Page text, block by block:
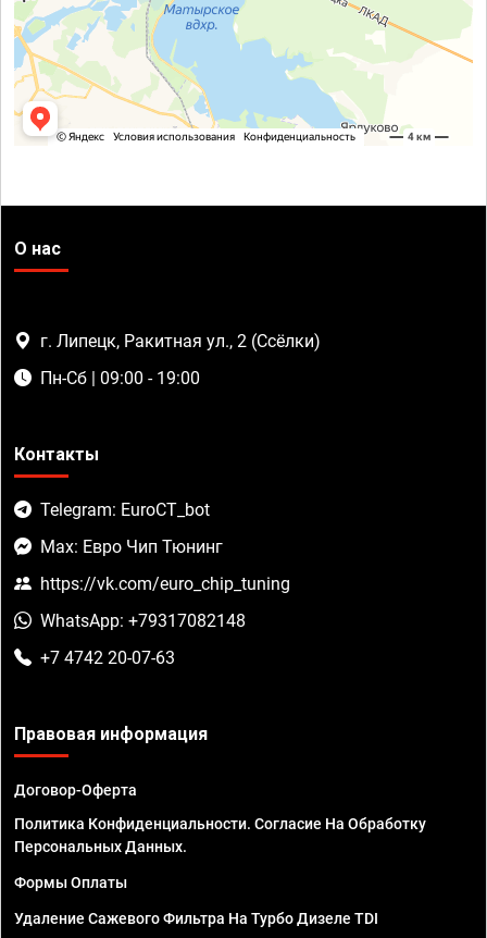
О нас
г. Липецк, Ракитная ул., 2 (Ссёлки)
Пн-Сб | 09:00 - 19:00
Контакты
Telegram: EuroCT_bot
Max: Евро Чип Тюнинг
https://vk.com/euro_chip_tuning
WhatsApp: +79317082148
+7 4742 20-07-63
Правовая информация
Договор-Оферта
Политика Конфиденциальности. Согласие На Обработку
Персональных Данных.
Формы Оплаты
Удаление Сажевого Фильтра На Турбо Дизеле TDI